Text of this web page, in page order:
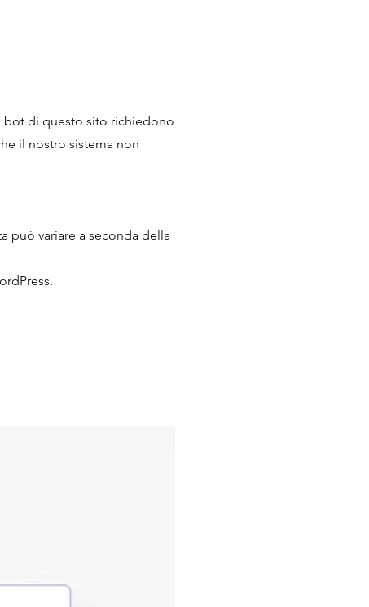
bot di questo sito richiedono
il nostro sistema non
può variare a seconda della